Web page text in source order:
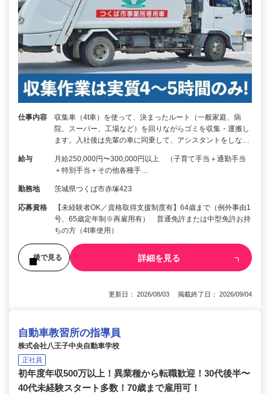
仕事内容
収集車（4t車）を使って、決まったルート（一般家庭、病
院、スーパー、工場など）を回りながらゴミを収集・運搬し
ます。入社後は先輩の車に同乗して、アシスタントをしな…
給与
月給250,000円〜300,000円以上 （子育て手当＋通勤手当
＋特別手当＋その他各種手…
勤務地 茨城県つくば市赤塚423
応募資格
【未経験者OK／資格取得支援制度有】64歳まで（例外事由1
号、65歳定年制※再雇用有） 普通免許または中型免許お持
ちの方（4t車使用）
後で見る 詳細を見る
更新日： 2026/08/03 掲載終了日： 2026/09/04
自動車教習所の指導員
株式会社八王子中央自動車学校
正社員
初年度年収500万以上！異業種から転職歓迎！30代後半〜
40代未経験スタート多数！70歳まで雇用可！